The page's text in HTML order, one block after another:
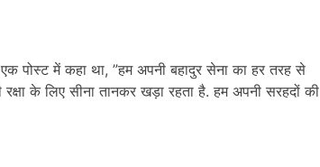
पोस्ट में कहा था, ”हम अपनी बहादुर सेना का हर तरह से
के लिए सीना तानकर खड़ा रहता है. हम अपनी सरहदों की